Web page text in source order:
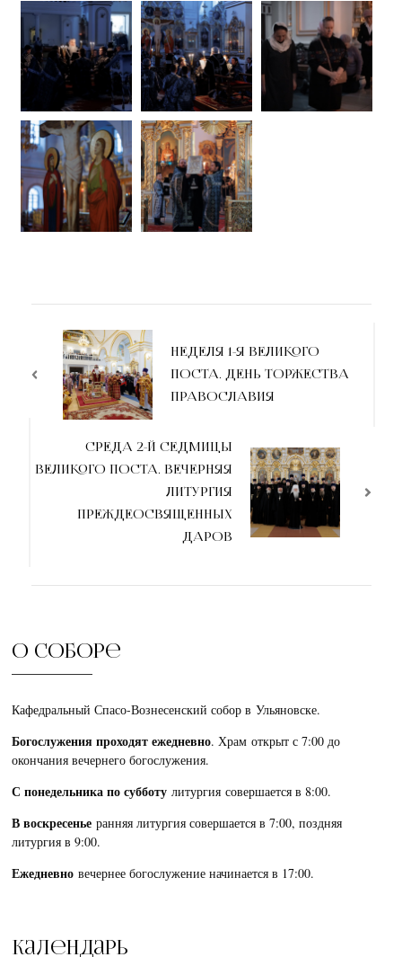
НЕДЕЛЯ 1-Я ВЕЛИКОГО
ПОСТА. ДЕНЬ ТОРЖЕСТВА
ПРАВОСЛАВИЯ
СРЕДА 2-Й СЕДМИЦЫ
ВЕЛИКОГО ПОСТА. ВЕЧЕРНЯЯ
ЛИТУРГИЯ
ПРЕЖДЕОСВЯЩЕННЫХ
ДАРОВ
О соборе
Кафедральный Спасо-Вознесенский собор в Ульяновске.
Богослужения проходят ежедневно. Храм открыт с 7:00 до
окончания вечернего богослужения.
С понедельника по субботулитургия совершается в 8:00.
В воскресеньеранняя литургия совершается в 7:00, поздняя
литургия в 9:00.
Ежедневновечернее богослужение начинается в 17:00.
Календарь